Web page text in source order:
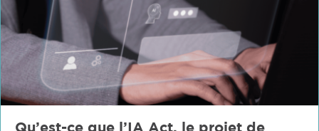
Qu’est-ce que l’IA Act, le projet de